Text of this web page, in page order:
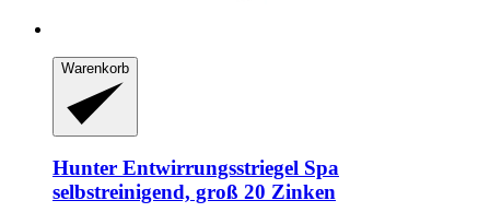
Warenkorb
Hunter Entwirrungsstriegel Spa
selbstreinigend, groß 20 Zinken